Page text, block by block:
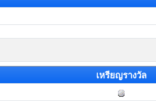
เหรียญรางวัล